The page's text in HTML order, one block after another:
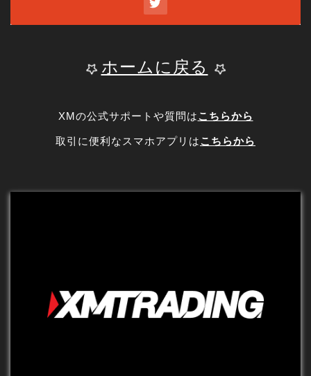
ホームに戻る
XMの公式サポートや質問はこちらから
取引に便利なスマホアプリはこちらから